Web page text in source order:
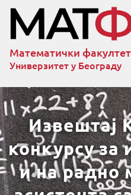
Математички факултет
Универзитет у Београду
Извештај
конкурсу за
и на радно